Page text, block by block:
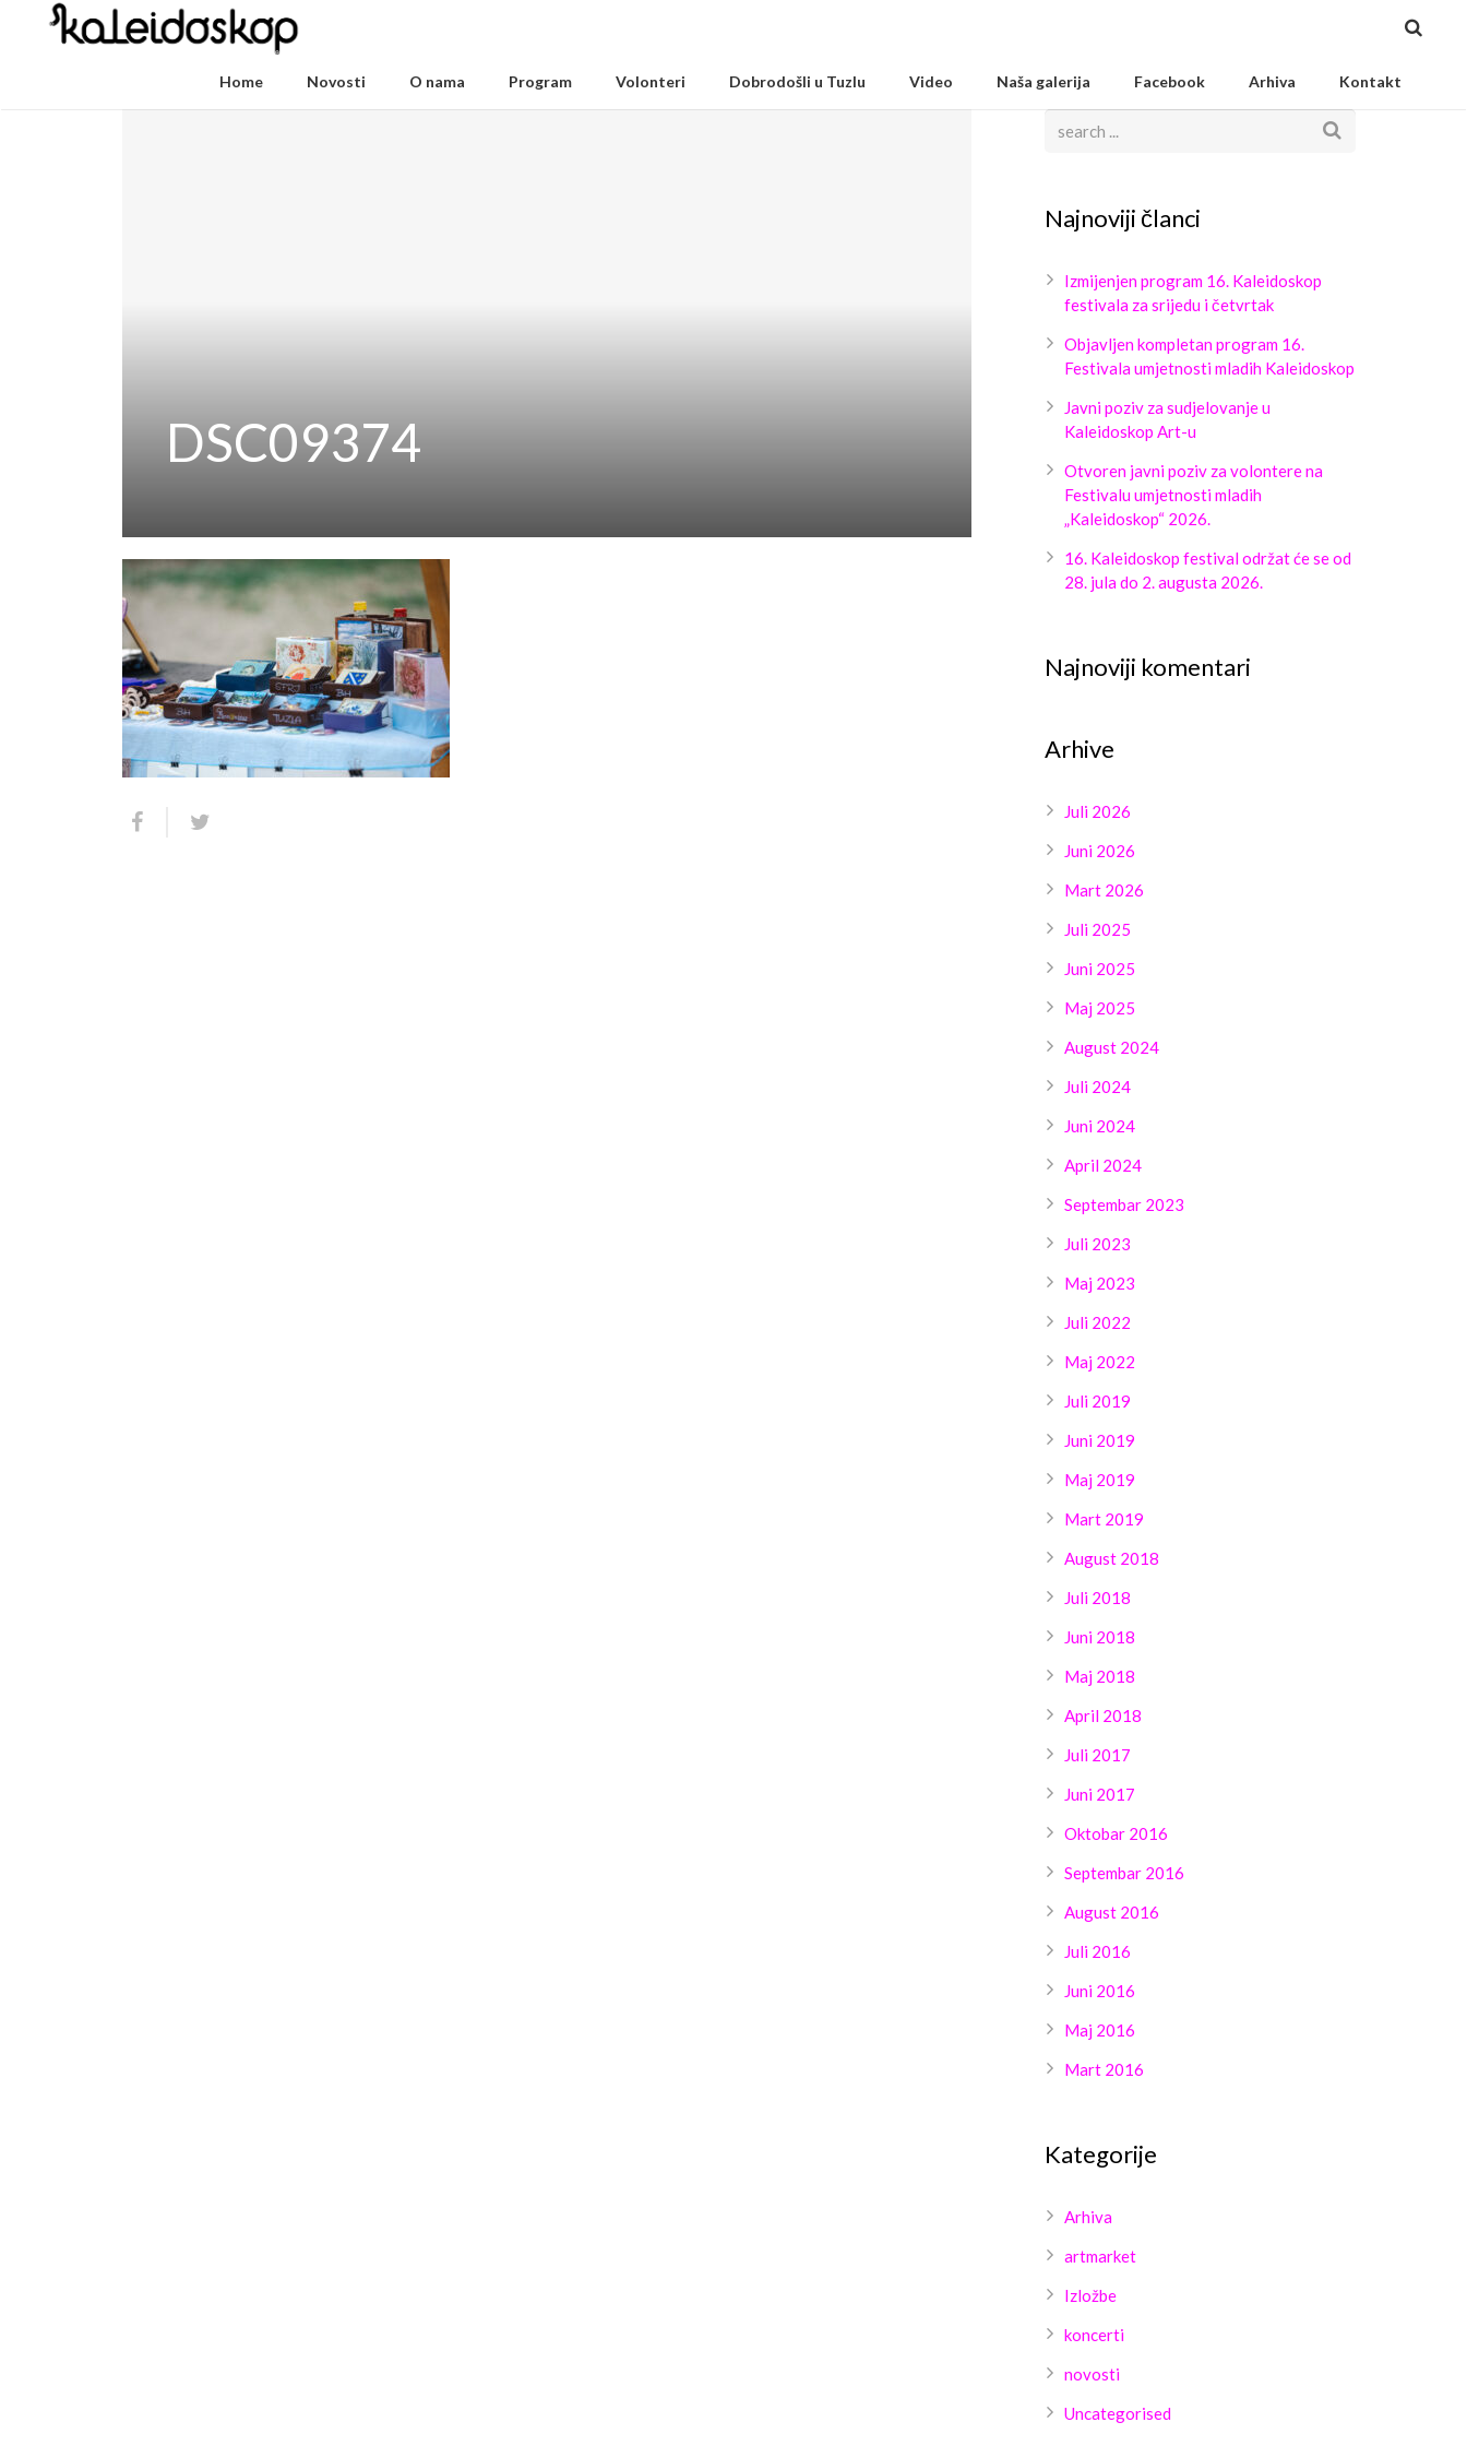
Home Novosti O nama Program Volonteri Dobrodošli u Tuzlu Video Naša galerija Facebook Arhiva Kontakt
DSC09374
Najnoviji članci
Izmijenjen program 16. Kaleidoskop
festivala za srijedu i četvrtak
Objavljen kompletan program 16.
Festivala umjetnosti mladih Kaleidoskop
Javni poziv za sudjelovanje u
Kaleidoskop Art-u
Otvoren javni poziv za volontere na
Festivalu umjetnosti mladih
„Kaleidoskop“ 2026.
16. Kaleidoskop festival održat će se od
28. jula do 2. augusta 2026.
Najnoviji komentari
Arhive
Juli 2026
Juni 2026
Mart 2026
Juli 2025
Juni 2025
Maj 2025
August 2024
Juli 2024
Juni 2024
April 2024
Septembar 2023
Juli 2023
Maj 2023
Juli 2022
Maj 2022
Juli 2019
Juni 2019
Maj 2019
Mart 2019
August 2018
Juli 2018
Juni 2018
Maj 2018
April 2018
Juli 2017
Juni 2017
Oktobar 2016
Septembar 2016
August 2016
Juli 2016
Juni 2016
Maj 2016
Mart 2016
Kategorije
Arhiva
artmarket
Izložbe
koncerti
novosti
Uncategorised